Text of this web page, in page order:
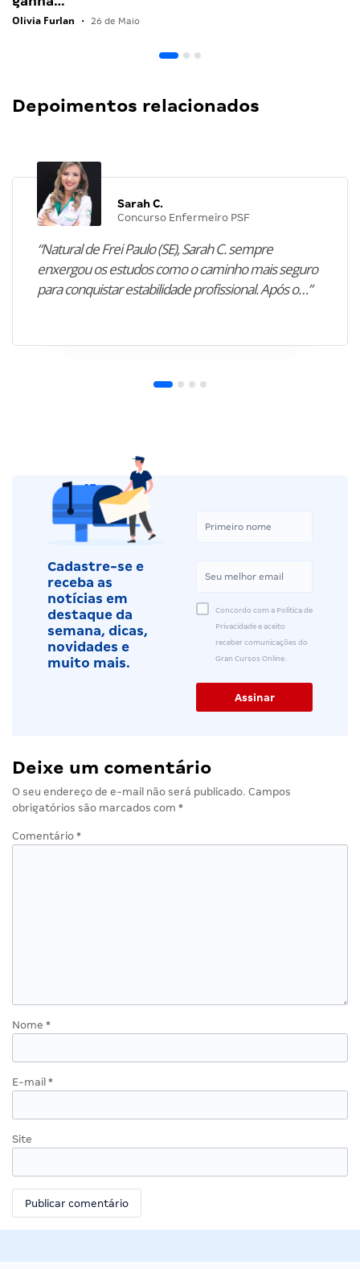
Olivia Furlan • 26 de Maio
Depoimentos relacionados
Sarah C.
Concurso Enfermeiro PSF
“Natural de Frei Paulo (SE), Sarah C. sempre
enxergou os estudos como o caminho mais seguro
para conquistar estabilidade profissional. Após o…”
Cadastre-se e
receba as
notícias em
destaque da
semana, dicas,
novidades e
muito mais.
Concordo com a Política de
Privacidade e aceito
receber comunicações do
Gran Cursos Online.
Deixe um comentário
O seu endereço de e-mail não será publicado. Campos
obrigatórios são marcados com *
Comentário *
Nome *
E-mail *
Site